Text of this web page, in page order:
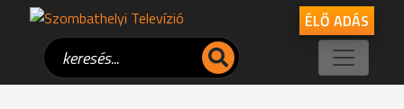
ÉLŐ ADÁS